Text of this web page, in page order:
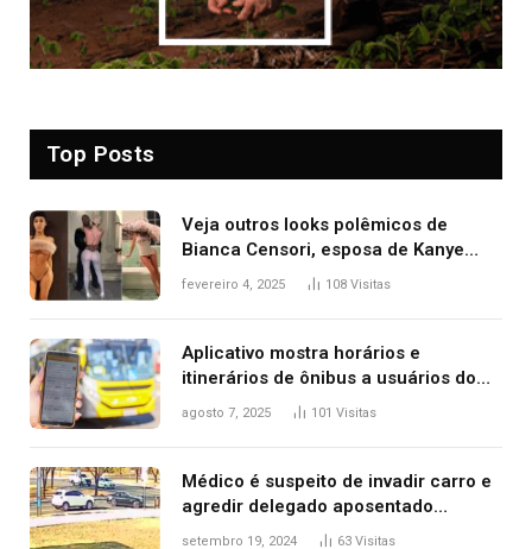
Top Posts
Veja outros looks polêmicos de
Bianca Censori, esposa de Kanye
West que apareceu nua no Grammy
fevereiro 4, 2025 108 Visitas
Aplicativo mostra horários e
itinerários de ônibus a usuários do
transporte público de Palmas; confira
agosto 7, 2025 101 Visitas
Médico é suspeito de invadir carro e
agredir delegado aposentado
durante confusão no trânsito
setembro 19, 2024 63 Visitas